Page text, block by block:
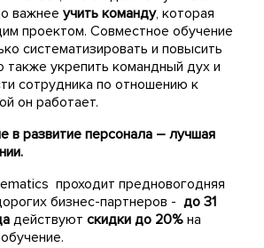
важнее учить команду, которая
проектом. Совместное обучение
систематизировать и повысить
также укрепить командный дух и
сотрудника по отношению к
он работает.
в развитие персонала – лучшая
проходит предновогодняя
бизнес-партнеров - до 31
действуют скидки до 20% на